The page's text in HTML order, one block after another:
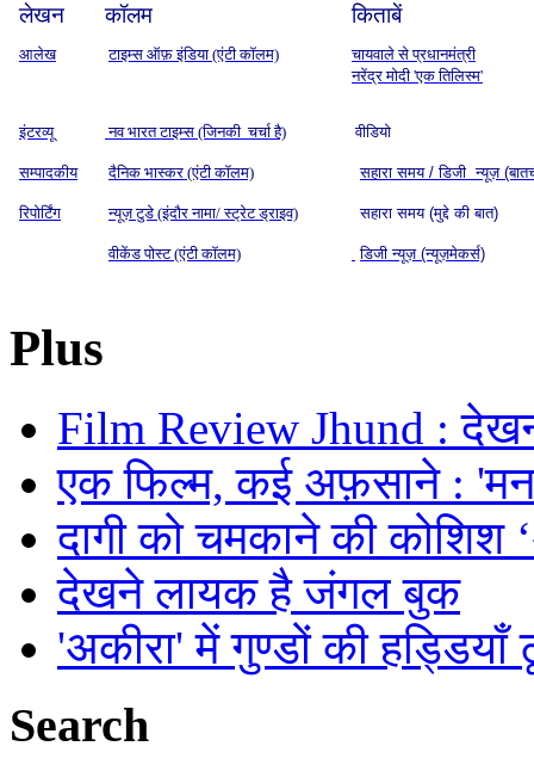
लेखन कॉलम किताबें
आलेख टाइम्स ऑफ़ इंडिया (एंटी कॉलम)
चायवाले से प्रधानमंत्री
नरेंद्र मोदी 'एक तिलिस्म'
इंटरव्यू नव भारत टाइम्स (जिनकी चर्चा है) वीडियो
सम्पादकीय दैनिक भास्कर (एंटी कॉलम) सहारा समय / डिजी न्यूज़
रिपोर्टिंग न्यूज़ टुडे (इंदौर नामा/ स्ट्रेट ड्राइव) सहारा समय (मुद्दे की बात)
वीकेंड पोस्ट (एंटी कॉलम) डिजी न्यूज़ (न्यूज़मेकर्स)
Plus
Film Review Jhund :
एक फिल्म, कई अफ़साने :
दागी को चमकाने की कोशिश
देखने लायक है जंगल बुक
'अकीरा' में गुण्डों की हड्डियाँ
Search